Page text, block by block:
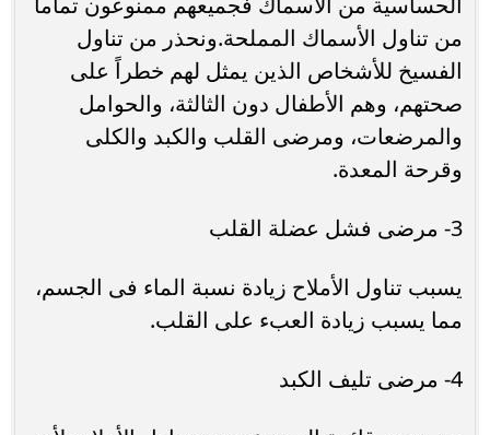
من تناول الأسماك المملحة.ونحذر من تناول
الفسيخ للأشخاص الذين يمثل لهم خطراً على
صحتهم، وهم الأطفال دون الثالثة، والحوامل
والمرضعات، ومرضى القلب والكبد والكلى
وقرحة المعدة.
3- مرضى فشل عضلة القلب
يسبب تناول الأملاح زيادة نسبة الماء فى الجسم،
مما يسبب زيادة العبء على القلب.
4- مرضى تليف الكبد